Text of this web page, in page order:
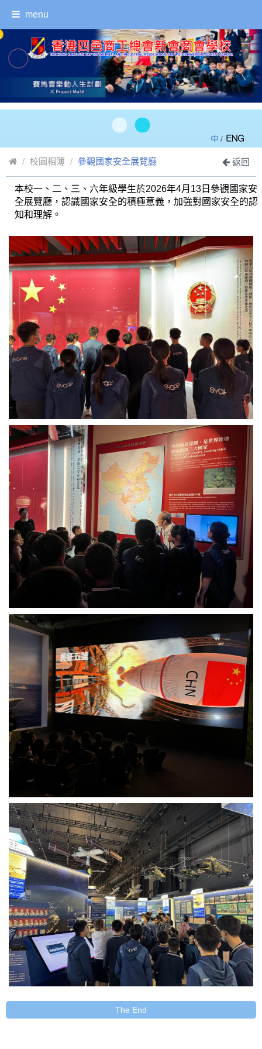
menu
/
校園相簿 參觀國家安全展覽廳 返回
本校一、二、三、六年級學生於2026年4月13日參觀國家安
全展覽廳，認識國家安全的積極意義，加強對國家安全的認
知和理解。
The End